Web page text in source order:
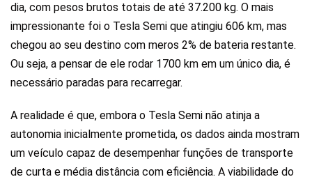
dia, com pesos brutos totais de até 37.200 kg. O mais
impressionante foi o Tesla Semi que atingiu 606 km, mas
chegou ao seu destino com meros 2% de bateria restante.
Ou seja, a pensar de ele rodar 1700 km em um único dia, é
necessário paradas para recarregar.
A realidade é que, embora o Tesla Semi não atinja a
autonomia inicialmente prometida, os dados ainda mostram
um veículo capaz de desempenhar funções de transporte
de curta e média distância com eficiência. A viabilidade do